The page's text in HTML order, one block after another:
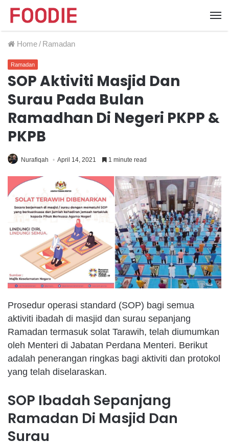
Home/ Ramadan
Ramadan
SOP Aktiviti Masjid Dan
Surau Pada Bulan
Ramadhan Di Negeri PKPP &
PKPB
Nurafiqah April 14, 2021 1 minute read
Prosedur operasi standard (SOP) bagi semua
aktiviti ibadah di masjid dan surau sepanjang
Ramadan termasuk solat Tarawih, telah diumumkan
oleh Menteri di Jabatan Perdana Menteri. Berikut
adalah penerangan ringkas bagi aktiviti dan protokol
yang telah diselaraskan.
SOP Ibadah Sepanjang
Ramadan Di Masjid Dan
Surau